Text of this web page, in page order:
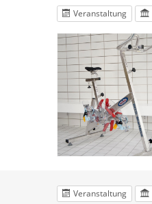
Veranstaltung
Veranstaltung